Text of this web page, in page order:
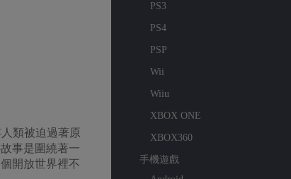
類被迫過著原
事是圍繞著一
開放世界裡不
PS3
PS4
PSP
Wii
Wiiu
XBOX ONE
XBOX360
手機遊戲